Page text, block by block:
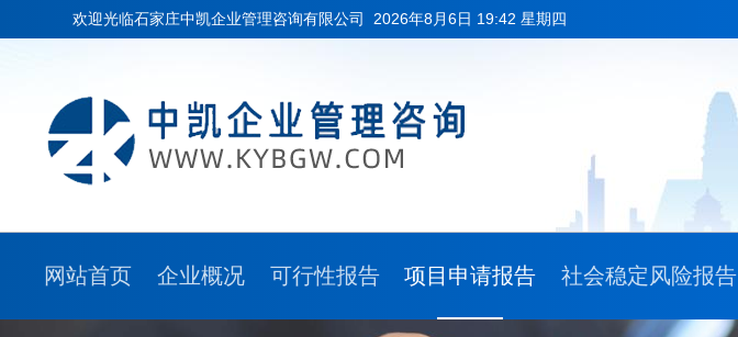
欢迎光临石家庄中凯企业管理咨询有限公司 2026年8月6日 19:42 星期四
网站首页 企业概况 可行性报告 项目申请报告 社会稳定风险报告